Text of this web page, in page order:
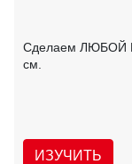
Сделаем ЛЮБОЙ
см.
ИЗУЧИТЬ